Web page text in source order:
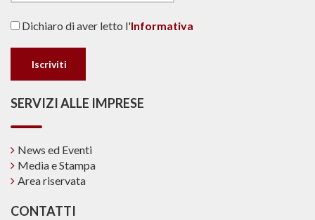
Dichiaro di aver letto l'Informativa
SERVIZI ALLE IMPRESE
News ed Eventi
Media e Stampa
Area riservata
CONTATTI